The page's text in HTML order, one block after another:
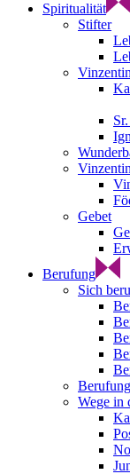
Spiritualität
Stifter
Gebet
Berufung
Sich
Wege in